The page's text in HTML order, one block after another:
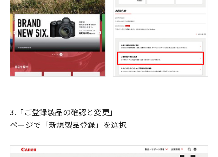
3.「ご登録製品の確認と変更」
ページで「新規製品登録」を選択